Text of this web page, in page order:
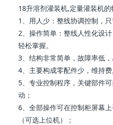
18升溶剂灌装机,定量灌装机的
1、用人少：整线协调控制，只
2、操作简单：整线人性化设
轻松掌握。
3、结构非常简单，故障率低，
4、主要构成零配件少，维持费
5、专业控制程序，关键部件
动；
6、全部操作可在控制柜屏幕
（可选上位机）；